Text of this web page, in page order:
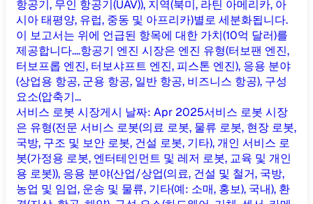
항공기, 무인 항공기(UAV)), 지역(북미, 라틴 아메리카, 아
시아 태평양, 유럽, 중동 및 아프리카)별로 세분화됩니다.
이 보고서는 위에 언급된 항목에 대한 가치(10억 달러)를
제공합니다....항공기 엔진 시장은 엔진 유형(터보팬 엔진,
터보프롭 엔진, 터보샤프트 엔진, 피스톤 엔진), 응용 분야
(상업용 항공, 군용 항공, 일반 항공, 비즈니스 항공), 구성
요소(압축기...
서비스 로봇 시장게시 날짜: Apr 2025서비스 로봇 시장
은 유형(전문 서비스 로봇(의료 로봇, 물류 로봇, 현장 로봇,
국방, 구조 및 보안 로봇, 건설 로봇, 기타), 개인 서비스 로
봇(가정용 로봇, 엔터테인먼트 및 레저 로봇, 교육 및 개인
용 로봇)), 응용 분야(산업/상업(의료, 건설 및 철거, 국방,
농업 및 임업, 운송 및 물류, 기타(예: 소매, 홍보), 국내), 환